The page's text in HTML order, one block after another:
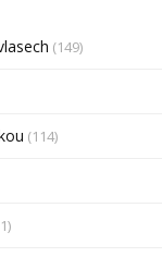
(149)
(114)